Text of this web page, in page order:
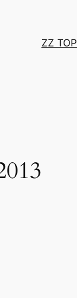
ZZ TOP